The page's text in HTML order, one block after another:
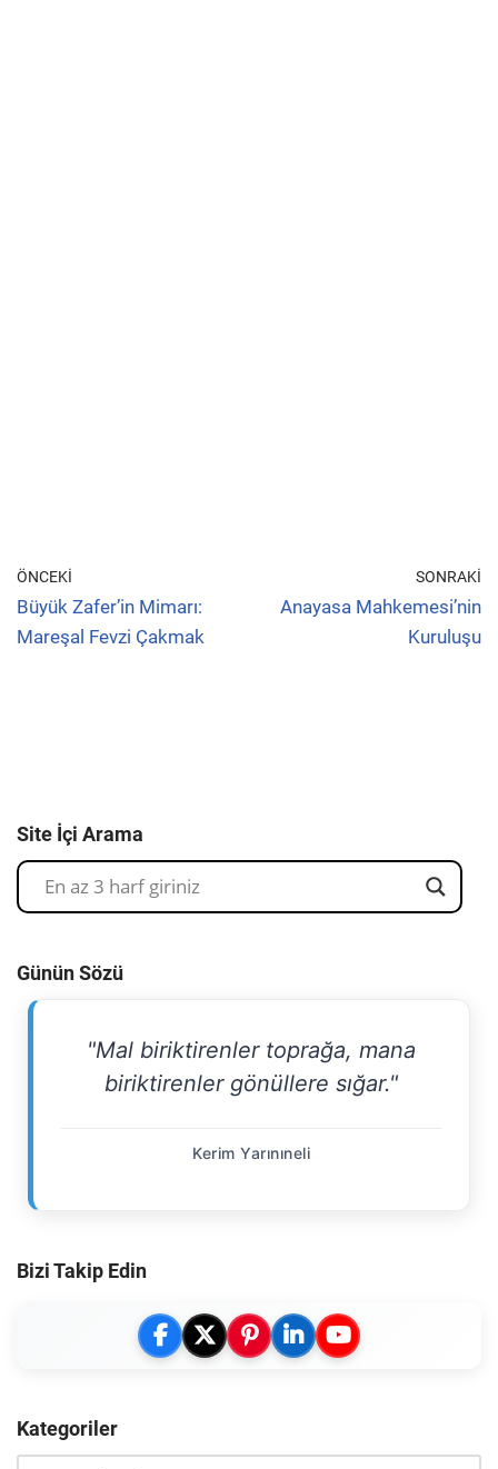
ÖNCEKI
Büyük Zafer’in Mimarı:
Mareşal Fevzi Çakmak
SONRAKI
Anayasa Mahkemesi’nin
Kuruluşu
Site İçi Arama
Günün Sözü
"Mal biriktirenler toprağa, mana
biriktirenler gönüllere sığar."
Kerim Yarınıneli
Bizi Takip Edin
Kategoriler